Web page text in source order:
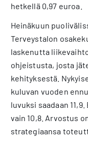
hetkellä 0,97 euroa.
Heinäkuun
Terveystalon
laskenutta
ohjeistusta, josta
kehityksestä.
kuluvan vuoden
luvuksi saadaan
vain 10,8. Arvostus
strategiaansa